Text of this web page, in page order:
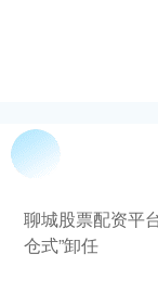
聊城股票配资平
仓式”卸任